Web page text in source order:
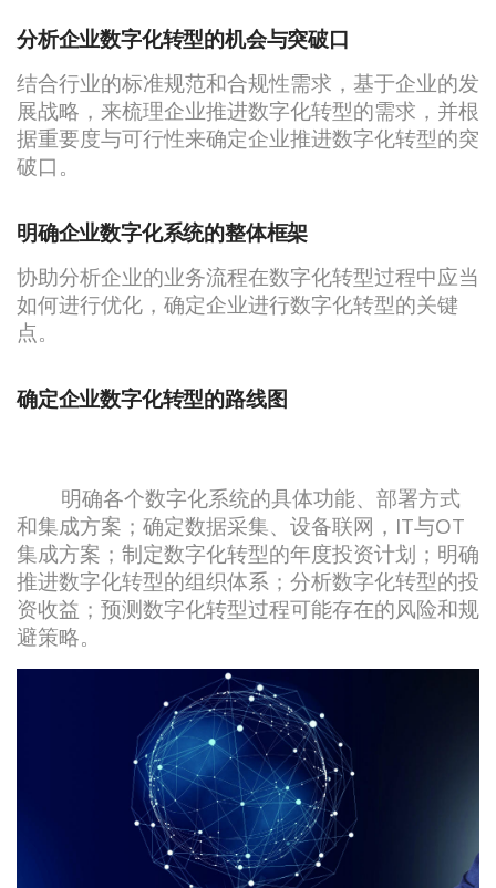
分析企业数字化转型的机会与突破口
结合行业的标准规范和合规性需求，基于企业的发
展战略，来梳理企业推进数字化转型的需求，并根
据重要度与可行性来确定企业推进数字化转型的突
破口。
明确企业数字化系统的整体框架
协助分析企业的业务流程在数字化转型过程中应当
如何进行优化，确定企业进行数字化转型的关键
点。
确定企业数字化转型的路线图
明确各个数字化系统的具体功能、部署方式
和集成方案；确定数据采集、设备联网，IT与OT
集成方案；制定数字化转型的年度投资计划；明确
推进数字化转型的组织体系；分析数字化转型的投
资收益；预测数字化转型过程可能存在的风险和规
避策略。